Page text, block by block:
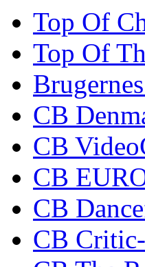
Top Of
Top Of
CB
CB
CB
CB
CB